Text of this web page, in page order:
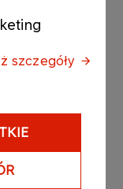
szczegóły
Zarządu.”
Spółki w
oraz nr 17 z 8
z 15 maja